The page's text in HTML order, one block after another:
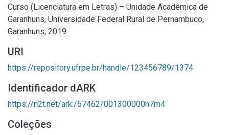
Curso (Licenciatura em Letras) – Unidade Acadêmica de
Garanhuns, Universidade Federal Rural de Pernambuco,
Garanhuns, 2019.
URI
https://repository.ufrpe.br/handle/123456789/1374
Identificador dARK
https://n2t.net/ark:/57462/001300000h7m4
Coleções